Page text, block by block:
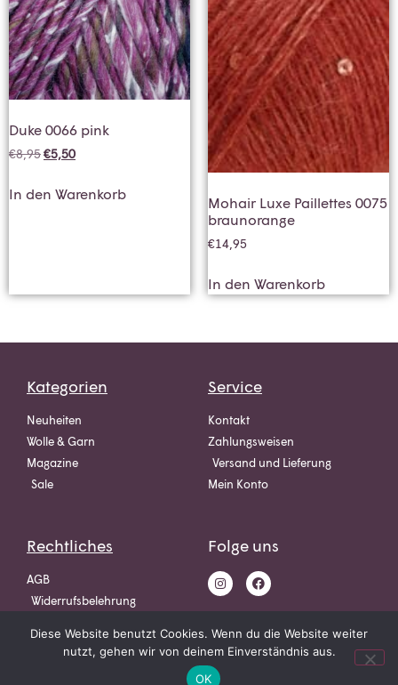
Duke 0066 pink
€8,95€5,50
In den Warenkorb
Mohair Luxe Paillettes 0075
braunorange
€14,95
In den Warenkorb
Kategorien
Neuheiten
Wolle & Garn
Magazine
Sale
Service
Kontakt
Zahlungsweisen
Versand und Lieferung
Mein Konto
Rechtliches
AGB
Widerrufsbelehrung
Folge uns
Diese Website benutzt Cookies. Wenn du die Website weiter
nutzt, gehen wir von deinem Einverständnis aus.
OK